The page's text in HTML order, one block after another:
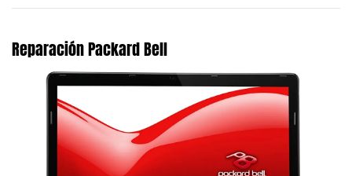
Reparación Packard Bell